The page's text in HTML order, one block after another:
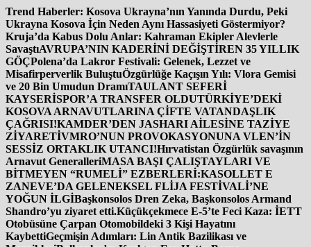
İçeriğe
atla
Trend Haberler: Kosova Ukrayna’nın Yanında Durdu, Peki
Ukrayna Kosova İçin Neden Aynı Hassasiyeti Göstermiyor?
Kruja’da Kabus Dolu Anlar: Kahraman Ekipler Alevlerle
SavaştıAVRUPA’NIN KADERİNİ DEĞİŞTİREN 35 YILLIK
GÖÇPolena’da Lakror Festivali: Gelenek, Lezzet ve
Misafirperverlik BuluştuÖzgürlüğe Kaçışın Yılı: Vlora Gemisi
ve 20 Bin Umudun DramıTAULANT SEFERİ
KAYSERİSPOR’A TRANSFER OLDUTÜRKİYE’DEKİ
KOSOVA ARNAVUTLARINA ÇİFTE VATANDAŞLIK
ÇAĞRISI!KAMDER’DEN JASHARI AİLESİNE TAZİYE
ZİYARETİVMRO’NUN PROVOKASYONUNA VLEN’İN
SESSİZ ORTAKLIK UTANCI!Hırvatistan Özgürlük savaşının
Arnavut GeneralleriMASA BAŞI ÇALIŞTAYLARI VE
BİTMEYEN “RUMELİ” EZBERLERİ:KASOLLET E
ZANEVE’DA GELENEKSEL FLİJA FESTİVALİ’NE
YOĞUN İLGİBaşkonsolos Dren Zeka, Başkonsolos Armand
Shandro’yu ziyaret etti.Küçükçekmece E-5’te Feci Kaza: İETT
Otobüsüne Çarpan Otomobildeki 3 Kişi Hayatını
KaybettiGeçmişin Adımları: Lin Antik Bazilikası ve